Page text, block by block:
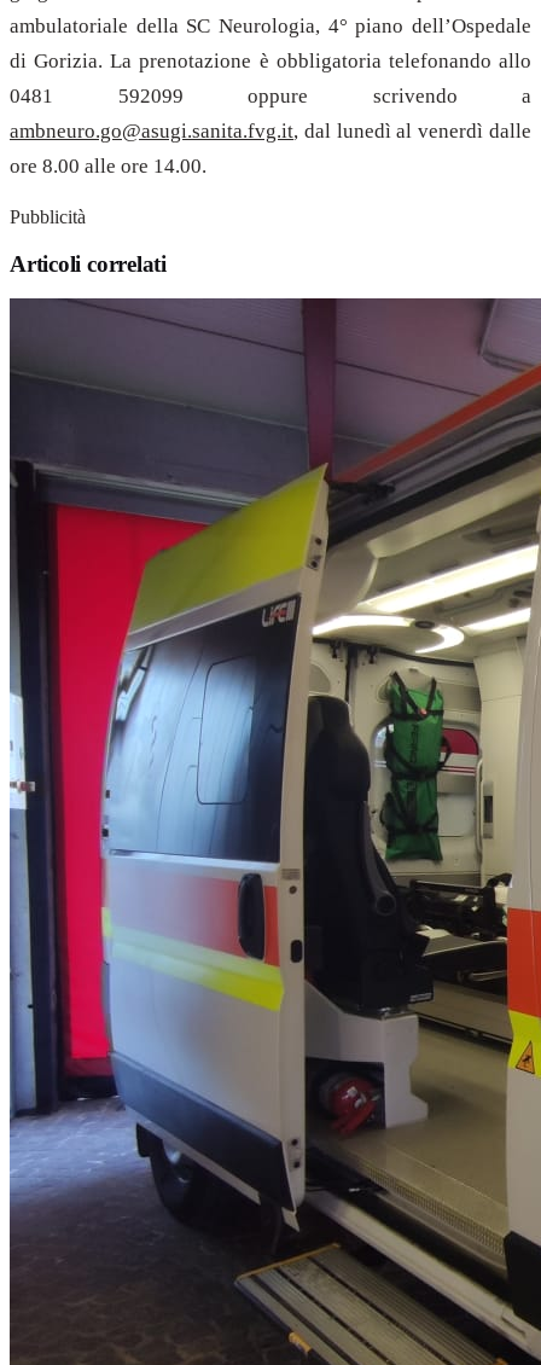
ambulatoriale della SC Neurologia, 4° piano dell’Ospedale
di Gorizia. La prenotazione è obbligatoria telefonando allo
0481 592099 oppure scrivendo a
ambneuro.go@asugi.sanita.fvg.it, dal lunedì al venerdì dalle
ore 8.00 alle ore 14.00.
Pubblicità
Articoli correlati